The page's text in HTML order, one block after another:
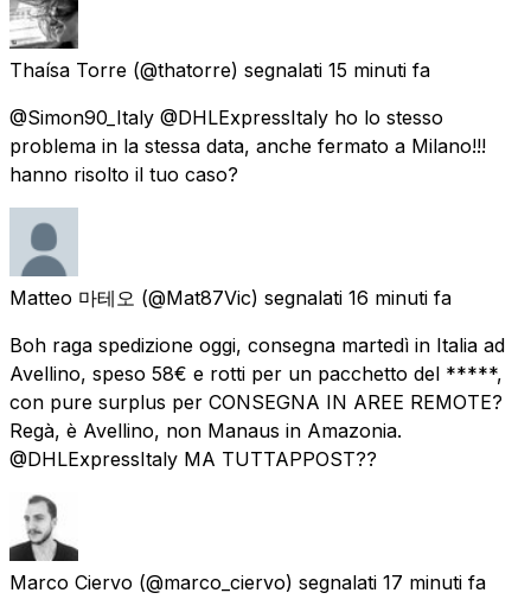
Thaísa Torre (@thatorre) segnalati 15 minuti fa
@Simon90_Italy @DHLExpressItaly ho lo stesso
problema in la stessa data, anche fermato a Milano!!!
hanno risolto il tuo caso?
Matteo 마테오 (@Mat87Vic) segnalati 16 minuti fa
Boh raga spedizione oggi, consegna martedì in Italia ad
Avellino, speso 58€ e rotti per un pacchetto del *****,
con pure surplus per CONSEGNA IN AREE REMOTE?
Regà, è Avellino, non Manaus in Amazonia.
@DHLExpressItaly MA TUTTAPPOST??
Marco Ciervo (@marco_ciervo) segnalati 17 minuti fa